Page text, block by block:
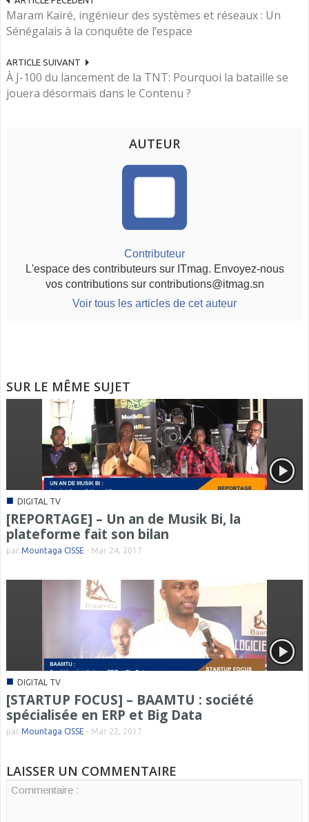
Maram Kairé, ingénieur des systèmes et réseaux : Un
Sénégalais à la conquête de l’espace
ARTICLE SUIVANT
À J-100 du lancement de la TNT: Pourquoi la bataille se
jouera désormais dans le Contenu ?
AUTEUR
Contributeur
L'espace des contributeurs sur ITmag. Envoyez-nous
vos contributions sur contributions@itmag.sn
Voir tous les articles de cet auteur
SUR LE MÊME SUJET
■ DIGITAL TV
[REPORTAGE] – Un an de Musik Bi, la
plateforme fait son bilan
par Mountaga CISSE - Mar 24, 2017
■ DIGITAL TV
[STARTUP FOCUS] – BAAMTU : société
spécialisée en ERP et Big Data
par Mountaga CISSE - Mar 22, 2017
LAISSER UN COMMENTAIRE